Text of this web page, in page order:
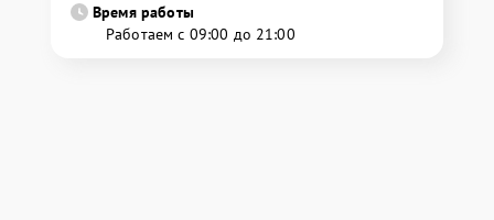
Время работы
Работаем с 09:00 до 21:00